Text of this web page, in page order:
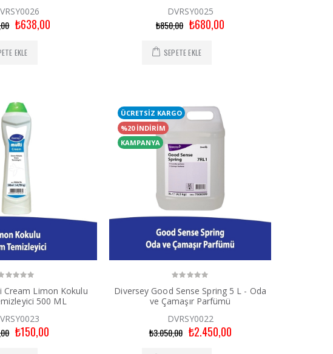
₺638,00
EKLE
DVRSY0025
₺850,00 ₺680,00
SEPETE EKLE
Cream Limon Kokulu
500 ML
₺150,00
ÜCRETSİZ KARGO
%20 İNDİRİM
KAMPANYA
Diversey Good Sense Spring 5 L - Oda
ve Çamaşır Parfümü
DVRSY0022
₺3.050,00 ₺2.450,00